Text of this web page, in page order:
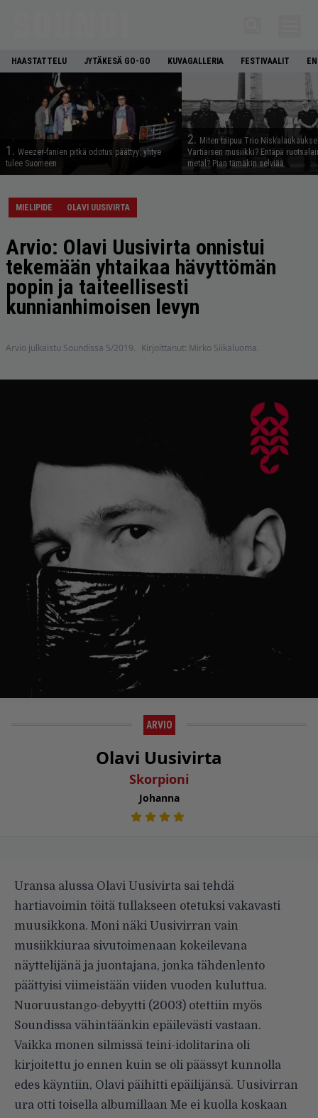
HAASTATTELU JYTÄKESÄ GO-GO KUVAGALLERIA FESTIVAALIT
1. Weezer-fanien pitkä odotus päättyy: yhtye
tulee Suomeen
2. Miten taipuu Trio
Vartiaisen musiikki? Entäpä
metal? Pian tämäkin selviää
MIELIPIDE OLAVI UUSIVIRTA
Arvio: Olavi Uusivirta onnistui
tekemään yhtaikaa hävyttömän
popin ja taiteellisesti
kunnianhimoisen levyn
Arvio julkaistu Soundissa 5/2019. Kirjoittanut: Mirko Siikaluoma.
ARVIO
Olavi Uusivirta
Skorpioni
Johanna
Uransa alussa Olavi Uusivirta sai tehdä
hartiavoimin töitä tullakseen otetuksi vakavasti
muusikkona. Moni näki Uusivirran vain
musiikkiuraa sivutoimenaan kokeilevana
näyttelijänä ja juontajana, jonka tähdenlento
päättyisi viimeistään viiden vuoden kuluttua.
Nuoruustango-debyytti (2003) otettiin myös
Soundissa vähintäänkin epäilevästi vastaan.
Vaikka monen silmissä teini-idolitarina oli
kirjoitettu jo ennen kuin se oli päässyt kunnolla
edes käyntiin, Olavi päihitti epäilijänsä. Uusivirran
ura otti toisella albumillaan Me ei kuolla koskaan